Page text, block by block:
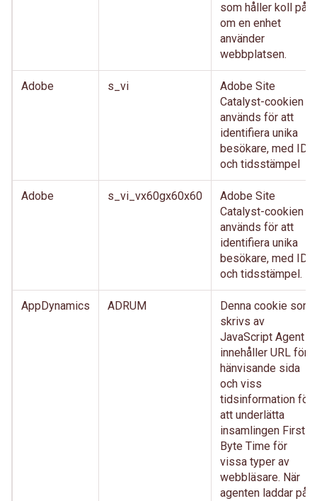
som håller koll på
om en enhet
använder
webbplatsen.
Adobe s_vi
Adobe Site
Catalyst-cookien
används för att
identifiera unika
besökare, med ID
och tidsstämpel
Adobe s_vi_vx60gx60x60
Adobe Site
Catalyst-cookien
används för att
identifiera unika
besökare, med ID
och tidsstämpel.
AppDynamics ADRUM
Denna cookie som
skrivs av
JavaScript Agent
innehåller URL för
hänvisande sida
och viss
tidsinformation för
att underlätta
insamlingen First
Byte Time för
vissa typer av
webbläsare. När
agenten laddar på